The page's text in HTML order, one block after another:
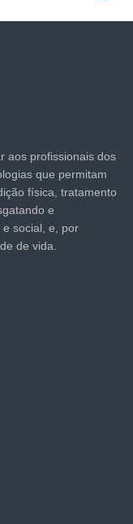
aos profissionais dos
que permitam
física, tratamento
e
social, e, por
de vida.